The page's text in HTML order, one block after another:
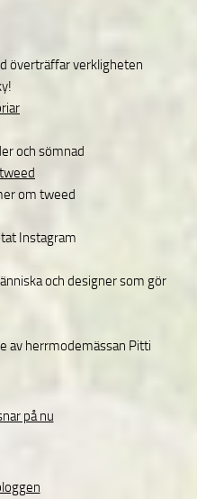
överträffar verkligheten
och sömnad
om tweed
Instagram
och designer som gör
av herrmodemässan Pitti
på nu